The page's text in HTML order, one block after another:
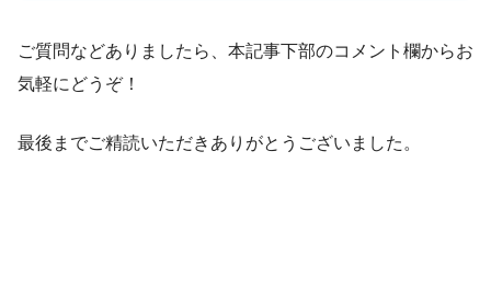
ご質問などありましたら、本記事下部のコメント欄からお
気軽にどうぞ！
最後までご精読いただきありがとうございました。